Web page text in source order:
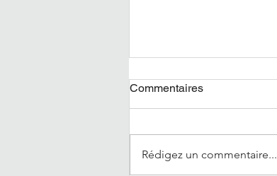
Commentaires
Rédigez un commentaire...